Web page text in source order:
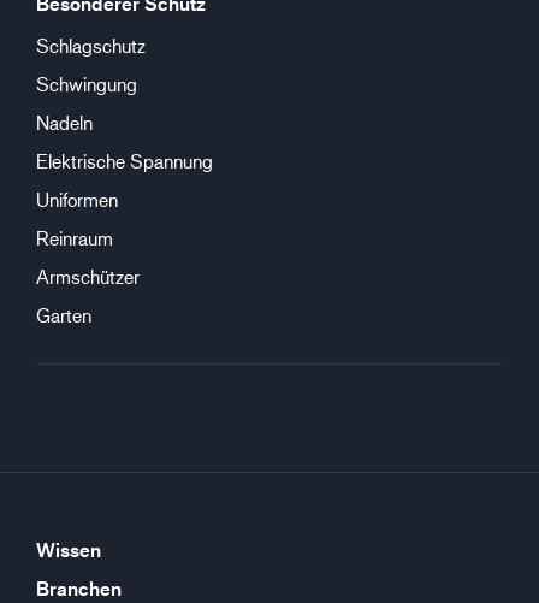
Schlagschutz
Schwingung
Nadeln
Elektrische Spannung
Uniformen
Reinraum
Armschützer
Garten
Wissen
Branchen